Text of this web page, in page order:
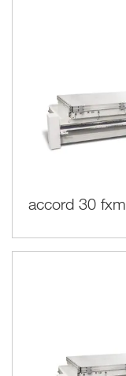
accord 30 fxm